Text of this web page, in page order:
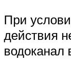
При
действия
водоканал